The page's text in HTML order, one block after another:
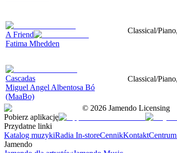
A Friend
Fatima Mhedden
Classical/
Cascadas
Miguel Angel Albentosa Bó
(MaaBo)
Classical/
© 2026 Jamendo Licensing
Pobierz aplikację
Przydatne linki
Katalog muzykiRadia In-storeCennikKontakt
Jamendo